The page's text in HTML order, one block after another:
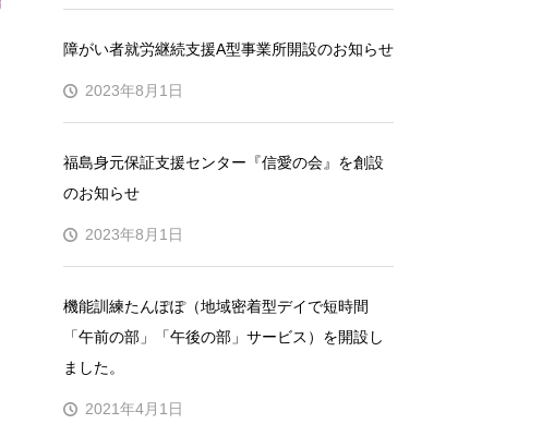
障がい者就労継続支援A型事業所開設のお知らせ
2023年8月1日
福島身元保証支援センター『信愛の会』を創設
のお知らせ
2023年8月1日
機能訓練たんぽぽ（地域密着型デイで短時間
「午前の部」「午後の部」サービス）を開設し
ました。
2021年4月1日